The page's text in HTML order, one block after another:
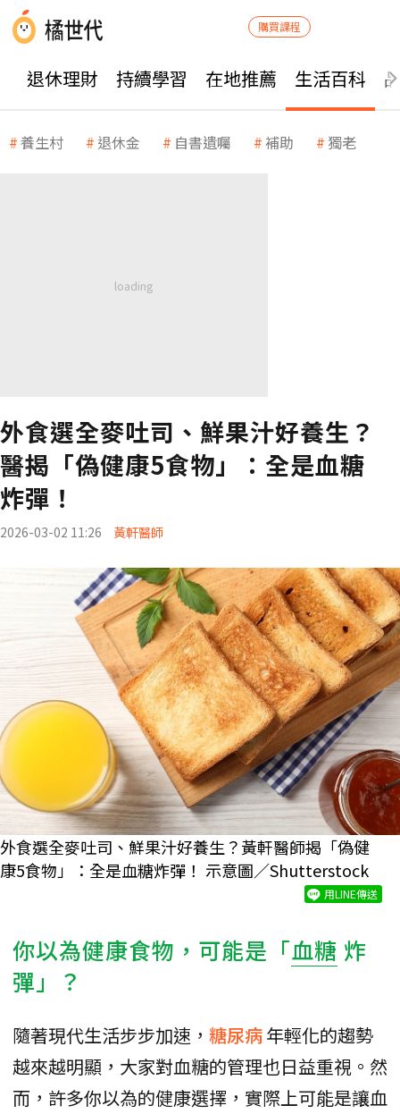
購買課程
退休理財 持續學習 在地推薦 生活百科
養生村 退休金 自書遺囑 補助 獨老
外食選全麥吐司、鮮果汁好養生？
醫揭「偽健康5食物」：全是血糖
炸彈！
2026-03-02 11:26 黃軒醫師
外食選全麥吐司、鮮果汁好養生？黃軒醫師揭「偽健
康5食物」：全是血糖炸彈！ 示意圖／Shutterstock
用LINE傳送
你以為健康食物，可能是「血糖 炸
彈」？
隨著現代生活步步加速， 糖尿病年輕化的趨勢
越來越明顯，大家對血糖的管理也日益重視。然
而，許多你以為的健康選擇，實際上可能是讓血